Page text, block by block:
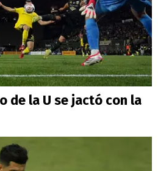
de la U se jactó con la